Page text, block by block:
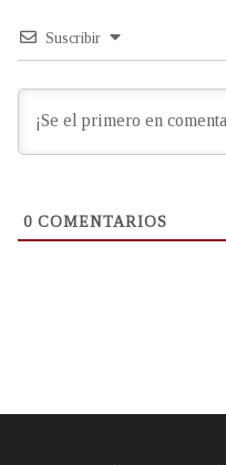
Suscribir
0 COMENTARIOS